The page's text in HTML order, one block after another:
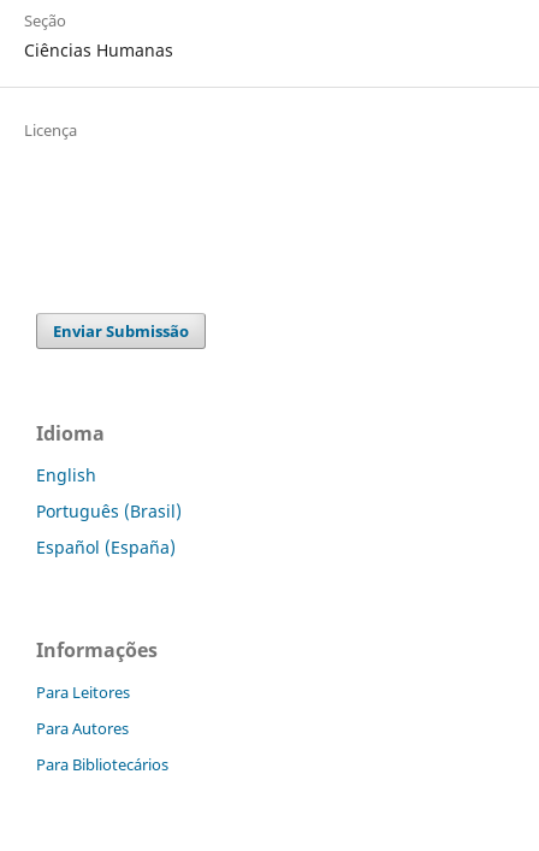
Seção
Ciências Humanas
Licença
Enviar Submissão
Idioma
English
Português (Brasil)
Español (España)
Informações
Para Leitores
Para Autores
Para Bibliotecários